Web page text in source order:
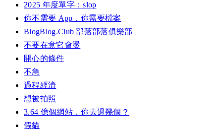
2025 年度單字：slop
你不需要 App，你需要檔案
BlogBlog.Club 部落部落俱樂部
不要在意它會燙
開心的條件
不急
過程經濟
想被拍照
3.64 億個網站，你去過幾個？
假貓